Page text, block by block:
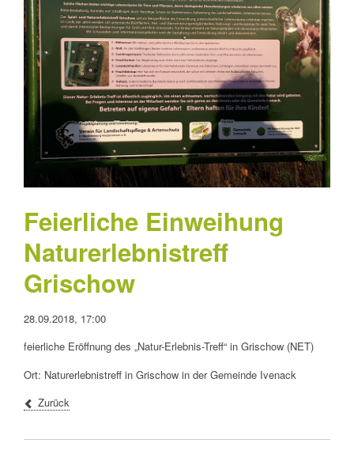
Feierliche Einweihung
Naturerlebnistreff
Grischow
28.09.2018, 17:00
feierliche Eröffnung des „Natur-Erlebnis-Treff“ in Grischow (NET)
Ort: Naturerlebnistreff in Grischow in der Gemeinde Ivenack
Zurück